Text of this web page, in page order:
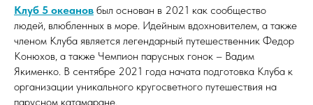
Клуб 5 океанов был основан в 2021 как сообщество
людей, влюбленных в море. Идейным вдохновителем, а также
членом Клуба является легендарный путешественник Федор
Конюхов, а также Чемпион парусных гонок – Вадим
Якименко. В сентябре 2021 года начата подготовка Клуба к
организации уникального кругосветного путешествия на
парусном катамаране.